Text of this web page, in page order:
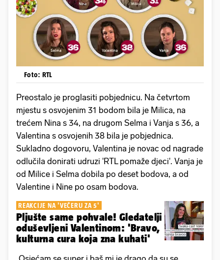
Foto: RTL
Preostalo je proglasiti pobjednicu. Na četvrtom
mjestu s osvojenim 31 bodom bila je Milica, na
trećem Nina s 34, na drugom Selma i Vanja s 36, a
Valentina s osvojenih 38 bila je pobjednica.
Sukladno dogovoru, Valentina je novac od nagrade
odlučila donirati udruzi 'RTL pomaže djeci'. Vanja je
od Milice i Selma dobila po deset bodova, a od
Valentine i Nine po osam bodova.
REAKCIJE NA 'VEČERU ZA 5'
Pljušte same pohvale! Gledatelji
oduševljeni Valentinom: 'Bravo,
kulturna cura koja zna kuhati'